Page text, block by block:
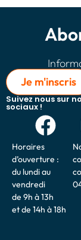
Je m'inscris
Suivez nous sur
sociaux !
Horaires
d’ouverture :
du lundi au
vendredi
de 9h à 13h
et de 14h à 18h